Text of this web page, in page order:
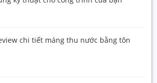
chi tiết máng thu nước bằng tôn